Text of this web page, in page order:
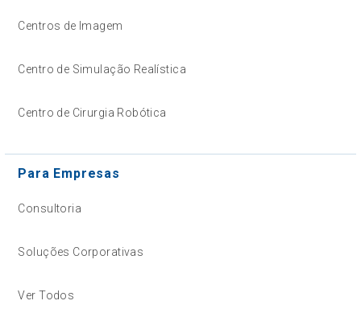
Centros de Imagem
Centro de Simulação Realística
Centro de Cirurgia Robótica
Para Empresas
Consultoria
Soluções Corporativas
Ver Todos